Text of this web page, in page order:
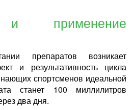
и применение
препаратов возникает
и результативность цикла
спортсменов идеальной
станет 100 миллилитров
два дня.